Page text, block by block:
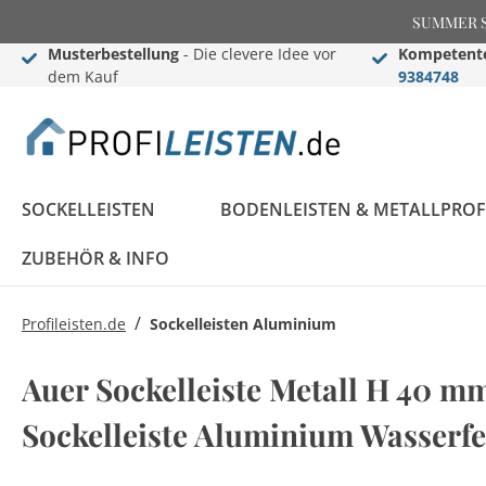
SUMMER
Musterbestellung - Die clevere Idee vor
dem Kauf
9384748
SOCKELLEISTEN BODENLEISTEN &
ZUBEHÖR & INFO
Konfigurator
Ausgleichsprofile
Abschlussprofile
Komplettprogramm
Komplettprogramm
LED Sockelleisten
Sockelleisten ABC
Stuckleisten ABC
Profileisten.de / Sockelleisten Aluminium
Auer Sockelleiste Metall H 40
Sockelleiste Aluminium